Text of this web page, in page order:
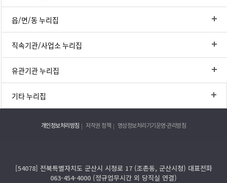
읍/면/동 누리집
직속기관/사업소 누리집
유관기관 누리집
기타 누리집
개인정보처리방침 저작권 정책 영상정보처리기기운영·관리방침
[54078] 전북특별자치도 군산시 시청로 17 (조촌동, 군산시청) 대표전화
063-454-4000 (정규업무시간 외 당직실 연결)